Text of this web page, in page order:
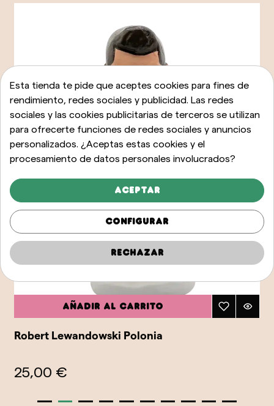
Añadir al carrito
Robert Lewandowski Polonia
25,00 €
Esta tienda te pide que aceptes cookies para fines de
rendimiento, redes sociales y publicidad. Las redes
sociales y las cookies publicitarias de terceros se utilizan
para ofrecerte funciones de redes sociales y anuncios
personalizados. ¿Aceptas estas cookies y el
procesamiento de datos personales involucrados?
Aceptar
Configurar
Rechazar